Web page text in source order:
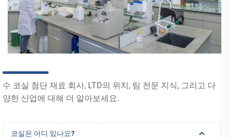
수 코실 첨단 재료 회사, LTD의 위치, 팀 전문 지식, 그리고 다
양한 산업에 대해 더 알아보세요.
코실은 어디 있나요?